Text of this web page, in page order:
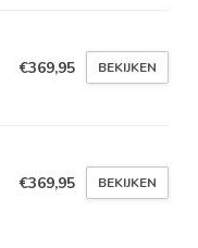
€369,95 BEKIJKEN
€369,95 BEKIJKEN